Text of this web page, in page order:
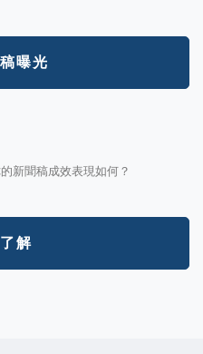
曝光
新聞稿成效表現如何？
解